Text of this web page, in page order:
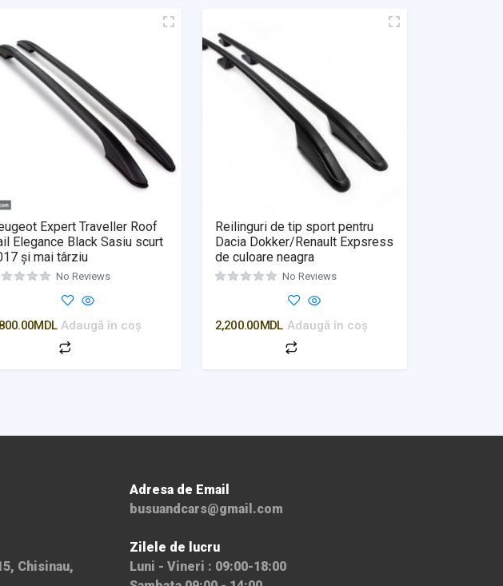
Expert Traveller Roof
Elegance Black Sasiu scurt
și mai târziu
No Reviews
MDL Adaugă în coș
Reilinguri de tip sport pentru
Dacia Dokker/Renault Expsress
de culoare neagra
No Reviews
2,200.00MDL Adaugă în coș
Chisinau,
Adresa de Email
busuandcars@gmail.com
Zilele de lucru
Luni - Vineri : 09:00-18:00